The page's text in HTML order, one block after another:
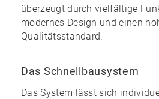
überzeugt durch vielfältige
modernes Design und einen
Qualitätsstandard.
Das Schnellbausystem
Das System lässt sich